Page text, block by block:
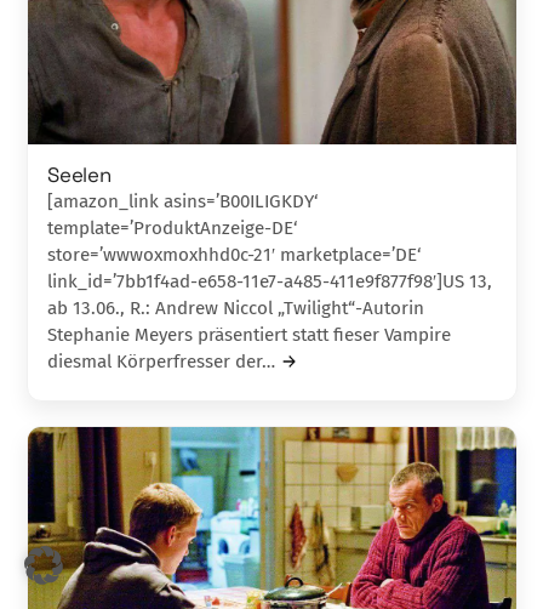
Seelen
[amazon_link asins=’B00ILIGKDY‘
template=’ProduktAnzeige-DE‘
store=’wwwoxmoxhhd0c-21′ marketplace=’DE‘
link_id=’7bb1f4ad-e658-11e7-a485-411e9f877f98′]US 13,
ab 13.06., R.: Andrew Niccol „Twilight“-Autorin
Stephanie Meyers präsentiert statt fieser Vampire
diesmal Körperfresser der…